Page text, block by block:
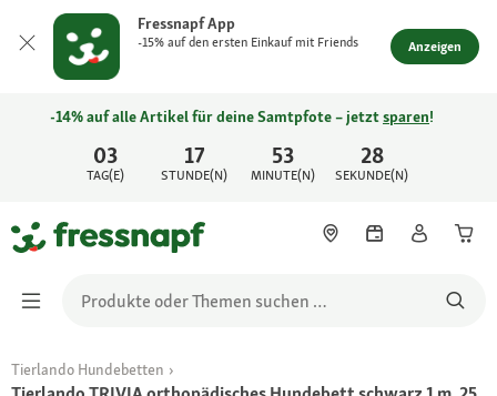
Fressnapf App
-15% auf den ersten Einkauf mit Friends Anzeigen
03
TAG(E)
17
STUNDE(N)
53
MINUTE(N)
28
SEKUNDE(N)
-14% auf alle Artikel für deine Samtpfote – jetztsparen!
Tierlando Hundebetten